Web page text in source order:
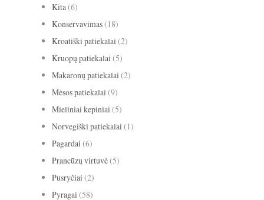
Kita (6)
Konservavimas(18)
Kroatiški patiekalai (2)
Kruopų patiekalai (5)
Makaronų patiekalai (2)
Mėsos patiekalai (9)
Mieliniai kepiniai (5)
Norvegiški patiekalai (1)
Pagardai (6)
Prancūzų virtuvė(5)
Pusryčiai (2)
Pyragai (58)